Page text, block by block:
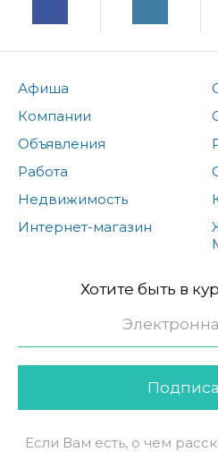
Афиша
Компании
Объявления
Работа
Недвижимость
Интернет-магазин
Хотите быть в
Если Вам есть, о чем